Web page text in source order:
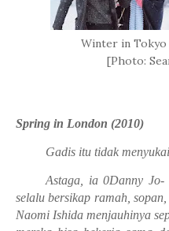
Winter in Tokyo
[Photo:
Spring in London (2010)
Gadis itu tidak
Astaga, ia 0Danny
selalu bersikap ramah,
Naomi Ishida menjauhinya